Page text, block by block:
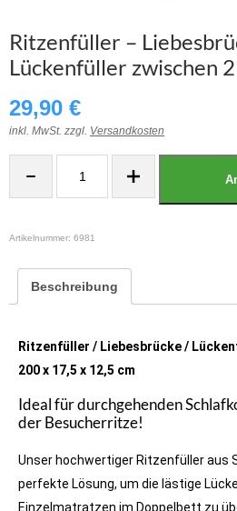
Ritzenfüller –
Lückenfüller zwischen
29,90 €
inkl. MwSt. zzgl. Versandkosten
Artikelnummer: 6981
Beschreibung
Ritzenfüller / Liebesbrücke /
200 x 17,5 x 12,5 cm
Ideal für durchgehenden
der Besucherritze!
Unser hochwertiger Ritzenfüller aus
perfekte Lösung, um die lästige
Einzelmatratzen im Doppelbett zu